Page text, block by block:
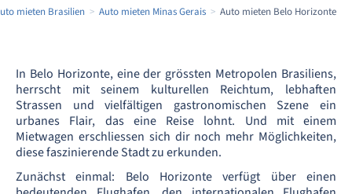
mieten Brasilien Auto mieten Minas Gerais Auto mieten Belo Horizonte
In Belo Horizonte, eine der grössten Metropolen Brasiliens,
herrscht mit seinem kulturellen Reichtum, lebhaften
Strassen und vielfältigen gastronomischen Szene ein
urbanes Flair, das eine Reise lohnt. Und mit einem
Mietwagen erschliessen sich dir noch mehr Möglichkeiten,
diese faszinierende Stadt zu erkunden.
Zunächst einmal: Belo Horizonte verfügt über einen